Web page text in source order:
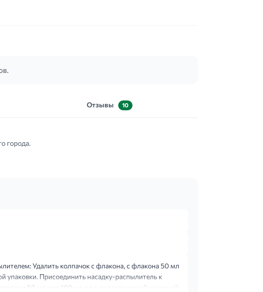
Отзывы 10
города.
Удалить колпачок с флакона, с флакона 50 мл
упаковки. Присоединить насадку-распылитель к
50 мл или 100 мл с гинекологической насадкой: